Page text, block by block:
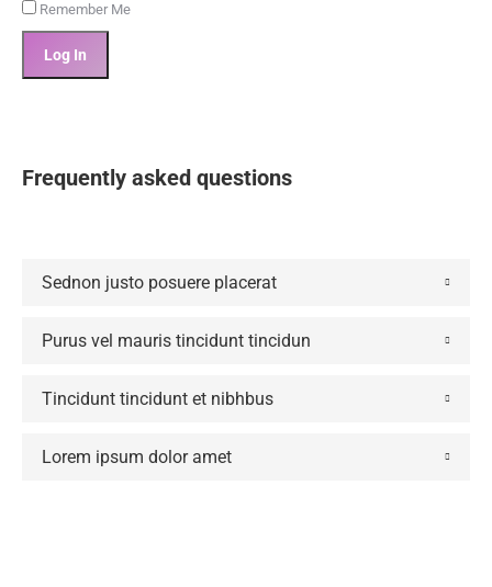
Remember Me
Frequently asked questions
Sednon justo posuere placerat
Purus vel mauris tincidunt tincidun
Tincidunt tincidunt et nibhbus
Lorem ipsum dolor amet